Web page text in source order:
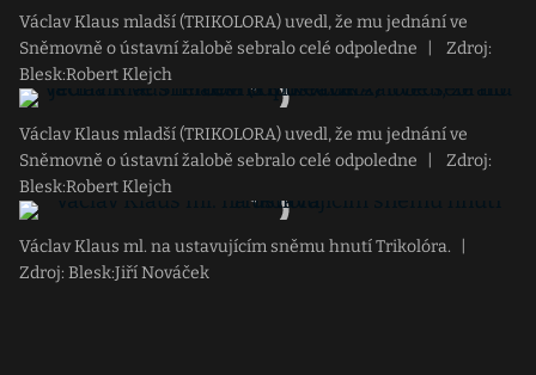
Václav Klaus mladší (TRIKOLORA) uvedl, že mu jednání ve
Sněmovně o ústavní žalobě sebralo celé odpoledne
Zdroj:
Blesk:Robert Klejch
Václav Klaus mladší (TRIKOLORA) uvedl, že mu jednání ve
Sněmovně o ústavní žalobě sebralo celé odpoledne
Zdroj:
Blesk:Robert Klejch
Václav Klaus ml. na ustavujícím sněmu hnutí Trikolóra.
Zdroj: Blesk:Jiří Nováček